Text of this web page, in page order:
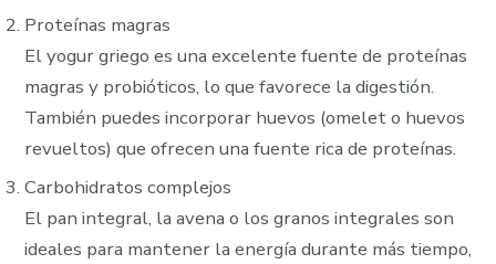
Proteínas magras
El yogur griego es una excelente fuente de proteínas
magras y probióticos, lo que favorece la digestión.
También puedes incorporar huevos (omelet o huevos
revueltos) que ofrecen una fuente rica de proteínas.
Carbohidratos complejos
El pan integral, la avena o los granos integrales son
ideales para mantener la energía durante más tiempo,